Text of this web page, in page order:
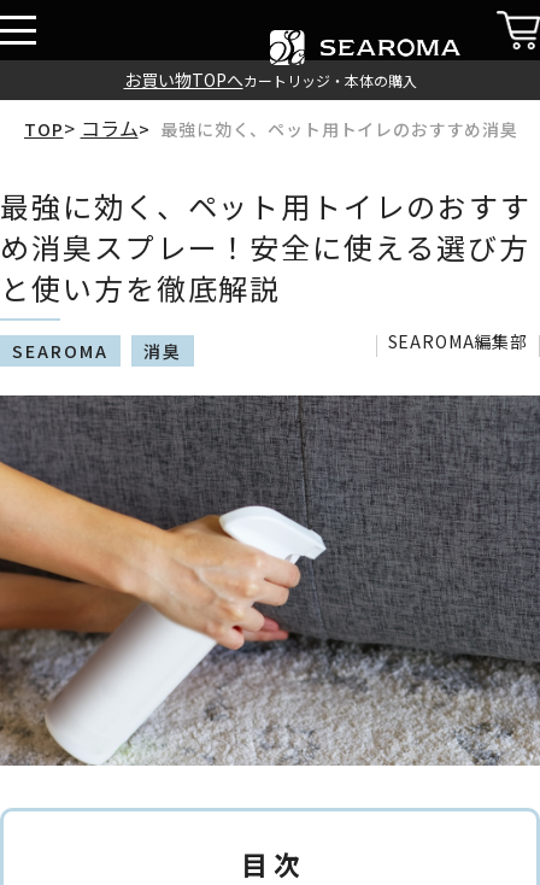
お買い物TOPへカートリッジ・本体の購入
TOP コラム 最強に効く、ペット用トイレのおすすめ消臭
最強に効く、ペット用トイレのおすす
め消臭スプレー！安全に使える選び方
と使い方を徹底解説
SEAROMA 消臭 SEAROMA編集部
目 次